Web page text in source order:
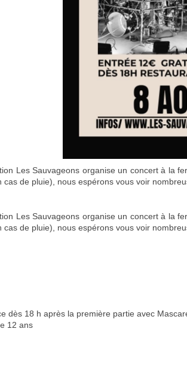
Les Sauvageons organise un concert à la
de pluie), nous espérons vous voir
Les Sauvageons organise un concert à la
de pluie), nous espérons vous voir
dès 18 h après la première partie avec
12 ans